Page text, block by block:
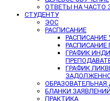
ОТВЕТЫ НА ЧАСТО
СТУДЕНТУ
ЭОС
РАСПИСАНИЕ
РАСПИСАНИЕ
ГРАФИК
ГРАФИК
ОБРАЗОВАТЕЛЬНАЯ
БЛАНКИ ЗАЯВЛЕНИЙ
ПРАКТИКА